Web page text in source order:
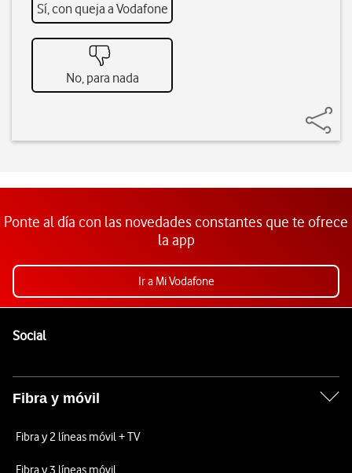
Sí, con queja a Vodafone
No, para nada
Ponte al día con las novedades constantes que te ofrece
la app
Ir a Mi Vodafone
SocialEnlaces a las redes sociales de Vodafone
Fibra y móvil
Fibra y 2 líneas móvil + TV
Fibra y 3 líneas móvil